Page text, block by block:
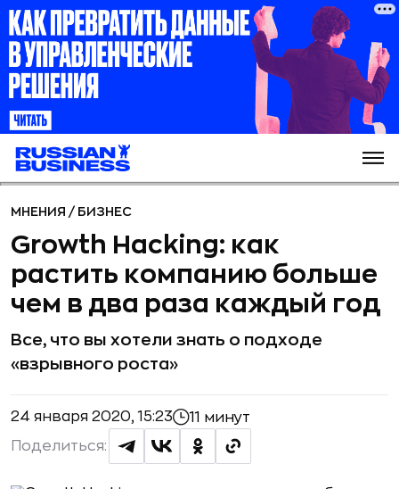
МНЕНИЯ / БИЗНЕС
Growth Hacking: как
растить компанию больше
чем в два раза каждый год
Все, что вы хотели знать о подходе
«взрывного роста»
24 января 2020, 15:23 11 минут
Поделиться: